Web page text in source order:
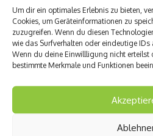
Um dir ein optimales Erlebnis zu bieten,
Cookies, um Geräteinformationen zu
zuzugreifen. Wenn du diesen
wie das Surfverhalten oder eindeutige IDs
Wenn du deine Einwillligung nicht erteilst
bestimmte Merkmale und Funktionen
Ein durchtrainierter Body ist ein
kommen, bedeutet harte Arbeit. Um
erleichtern, greifen mittlerweile
Muskel aufbauenden Präparaten,
erledigen – gesundheitliche
1 2